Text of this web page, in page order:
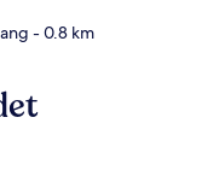
- 0.8 km